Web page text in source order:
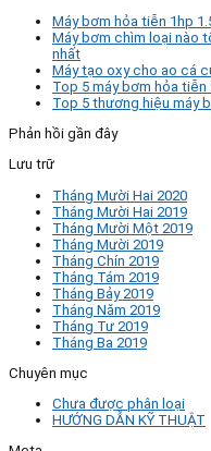
Máy bơm hỏa tiễn 1hp
Máy bơm chìm loại nào
nhất
Máy tạo oxy cho ao cá
Top 5 máy bơm hỏa
Top 5 thương hiệu máy
Phản hồi gần đây
Lưu trữ
Tháng Mười Hai 2020
Tháng Mười Hai 2019
Tháng Mười Một 2019
Tháng Mười 2019
Tháng Chín 2019
Tháng Tám 2019
Tháng Bảy 2019
Tháng Năm 2019
Tháng Tư 2019
Tháng Ba 2019
Chuyên mục
Chưa được phân loại
HƯỚNG DẪN KỸ THUẬT